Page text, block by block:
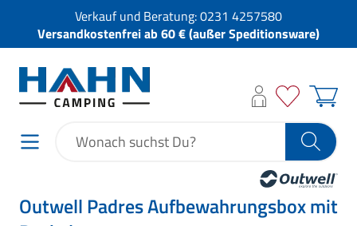
Verkauf und Beratung:0231 4257580
Versandkostenfrei ab 60 € (außer Speditionsware)
Outwell Padres Aufbewahrungsbox mit